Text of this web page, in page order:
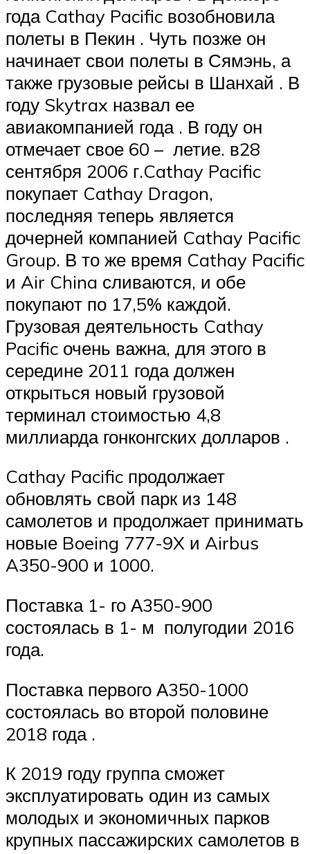
года Cathay Pacific возобновила
полеты в Пекин . Чуть позже он
начинает свои полеты в Сямэнь, а
также грузовые рейсы в Шанхай . В
году Skytrax назвал ее
авиакомпанией года . В году он
отмечает свое 60 – летие. в28
сентября 2006 г.Cathay Pacific
покупает Cathay Dragon,
последняя теперь является
дочерней компанией Cathay Pacific
Group. В то же время Cathay Pacific
и Air China сливаются, и обе
покупают по 17,5% каждой.
Грузовая деятельность Cathay
Pacific очень важна, для этого в
середине 2011 года должен
открыться новый грузовой
терминал стоимостью 4,8
миллиарда гонконгских долларов .
Cathay Pacific продолжает
обновлять свой парк из 148
самолетов и продолжает принимать
новые Boeing 777-9X и Airbus
A350-900 и 1000.
Поставка 1- го А350-900
состоялась в 1- м полугодии 2016
года.
Поставка первого А350-1000
состоялась во второй половине
2018 года .
К 2019 году группа сможет
эксплуатировать один из самых
молодых и экономичных парков
крупных пассажирских самолетов в